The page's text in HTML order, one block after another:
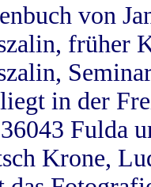
von
früher
in der
Fulda
Krone,